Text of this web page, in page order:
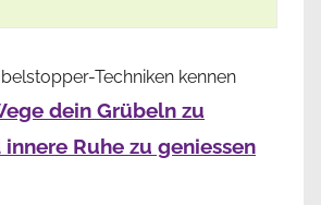
Techniken kennen
dein Grübeln zu
Ruhe zu geniessen